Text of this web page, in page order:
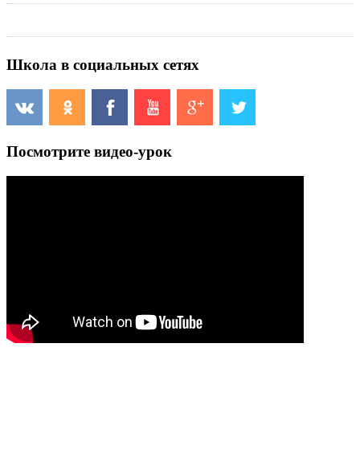
Школа в социальных сетях
Посмотрите видео-урок